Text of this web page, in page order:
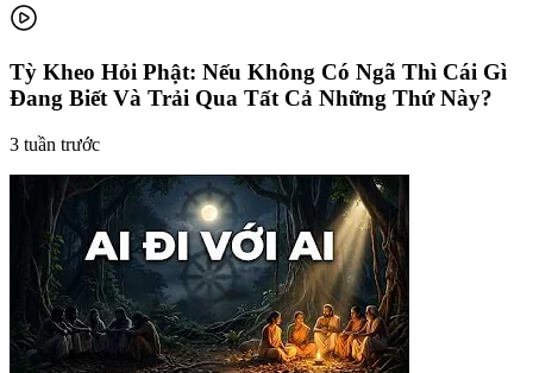
Tỳ Kheo Hỏi Phật: Nếu Không Có Ngã Thì Cái Gì
Đang Biết Và Trải Qua Tất Cả Những Thứ Này?
3 tuần trước